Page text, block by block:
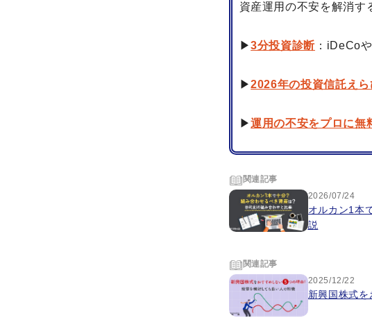
資産運用の不安を解消す
▶3分投資診断：iDeCo
▶2026年の投資信託えら
▶運用の不安をプロに無
関連記事
2026/07/24
オルカン1本
説
関連記事
2025/12/22
新興国株式